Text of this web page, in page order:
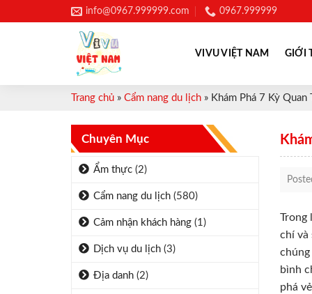
to
info@0967.999999.com 0967.999999
VIVU VIỆT NAM GIỚI
Trang chủ » Cẩm nang du lịch » Khám Phá 7 Kỳ
Chuyên Mục
Ẩm thực (2)
Cẩm nang du lịch (580)
Cảm nhận khách hàng (1)
Dịch vụ du lịch (3)
Địa danh (2)
Trong
chí và
chúng
bình
phá